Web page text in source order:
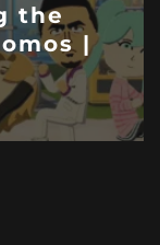
A
Análises